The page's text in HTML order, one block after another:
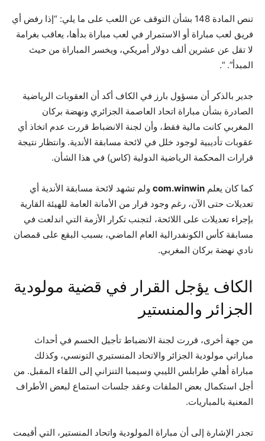
تنص المادة 148 بشأن التوقف عن اللعب على ما يلي: “إذا رفض أي
فريق لعب مباراة أو الاستمرار في لعب مباراة بدأها، يعاقب بغرامة
لا تقل عن عشرين ألف دولار أمريكي، ويخسر المباراة من حيث
المبدأ”. “.
جدير بالذكر أن مسؤول بارز في الكاف أكد أن العقوبات الرياضية
الصادرة بشأن مباراة اتحاد العاصمة الجزائري ونهضة بركان
المغربي كانت مالية فقط، وأن لجنة الانضباط قررت عدم اتخاذ أي
عقوبات تأديبية لوجود خلل في لائحة مسابقة الأندية. وانتظار نتيجة
قرارات المحكمة الرياضية الدولية (كاس) في هذا الشأن.
كما كان يعلم com.winwin ولم تشهد لائحة مسابقة الأندية أي
تعديلات حتى الآن، رغم وجود قرار من الأمانة العامة للهيئة القارية
بإجراء تعديلات على اللائحة، لتجنب تكرار الأزمة التي اندلعت في
مسابقة كأس الكونفدرالية العام الماضي، بسبب البقع على قمصان
نادي نهضة بركان المغربي.
الكاف يؤجل القرار في قضية مولودية
الجزائر والمنستير
من جهة أخرى، قررت لجنة الانضباط تأجيل الحسم في أحداث
مباراتي مولودية الجزائر والاتحاد المنستيري التونسي، وكذلك
مباراة أهلي طرابلس الليبي وسيمبا التنزاني إلى اللقاء المقبل. من
أجل استكمال بعض الملفات وعقد جلسات استماع لبعض الأطراف
المعنية بالمباريات.
تجدر الإشارة إلى أن مباراة المولودية واتحاد المنستير، التي أقيمت